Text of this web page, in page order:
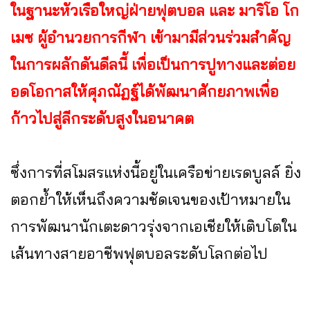
ในฐานะหัวเรือใหญ่ฝ่ายฟุตบอล และ มาริโอ โก
เมซ ผู้อำนวยการกีฬา เข้ามามีส่วนร่วมสำคัญ
ในการผลักดันดีลนี้ เพื่อเป็นการปูทางและต่อย
อดโอกาสให้ศุภณัฏฐ์ได้พัฒนาศักยภาพเพื่อ
ก้าวไปสู่ลีกระดับสูงในอนาคต
ซึ่งการที่สโมสรแห่งนี้อยู่ในเครือข่ายเรดบูลล์ ยิ่ง
ตอกย้ำให้เห็นถึงความชัดเจนของเป้าหมายใน
การพัฒนานักเตะดาวรุ่งจากเอเชียให้เติบโตใน
เส้นทางสายอาชีพฟุตบอลระดับโลกต่อไป